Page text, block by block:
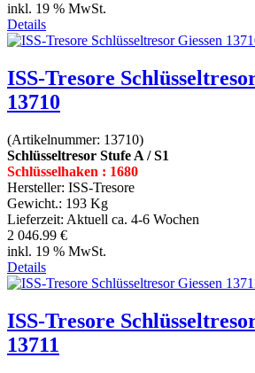
inkl. 19 % MwSt.
Details
ISS-Tresore
13710
(Artikelnummer: 13710)
Schlüsseltresor Stufe A / S1
Schlüsselhaken : 1680
Hersteller: ISS-Tresore
Gewicht.: 193 Kg
Lieferzeit: Aktuell ca. 4-6 Wochen
2 046.99 €
inkl. 19 % MwSt.
Details
ISS-Tresore
13711